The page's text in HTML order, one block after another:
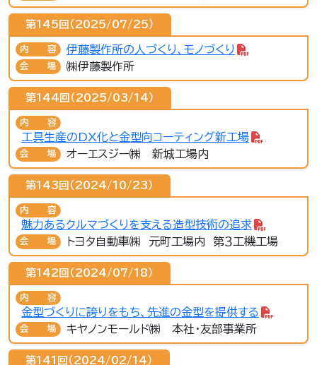
第145回（2025/07/25）
内容 伊藤製作所の人づくり、モノづくり
会場 ㈱伊藤製作所
第144回（2025/03/14）
内容
工具生産のDX化と金型向コーティング新工場
会場 オーエスジー㈱ 新城工場内
第143回（2024/10/23）
内容
魅力あるクルマづくりを支える造型技術の追求
会場 トヨタ自動車㈱ 元町工場内 第３工機工場
第142回（2024/07/18）
内容
金型づくりに誇りをもち、先進の金型を提供する
会場 キヤノンモールド㈱ 本社・友部事業所
第141回（2024/02/14）